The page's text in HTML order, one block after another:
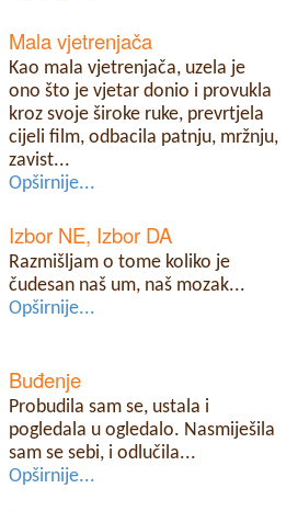
Mala vjetrenjača
Kao mala vjetrenjača, uzela je
ono što je vjetar donio i provukla
kroz svoje široke ruke, prevrtjela
cijeli film, odbacila patnju, mržnju,
zavist...
Opširnije...
Izbor NE, Izbor DA
Razmišljam o tome koliko je
čudesan naš um, naš mozak...
Opširnije...
Buđenje
Probudila sam se, ustala i
pogledala u ogledalo. Nasmiješila
sam se sebi, i odlučila...
Opširnije...